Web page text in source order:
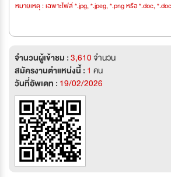
หมายเหตุ : เฉพาะไฟล์ *.jpg, *.jpeg, *.png หรือ *.doc,
จำนวนผู้เข้าชม :3,610จำนวน
สมัครงานตำแหน่งนี้ : 1 คน
วันที่อัพเดท : 19/02/2026